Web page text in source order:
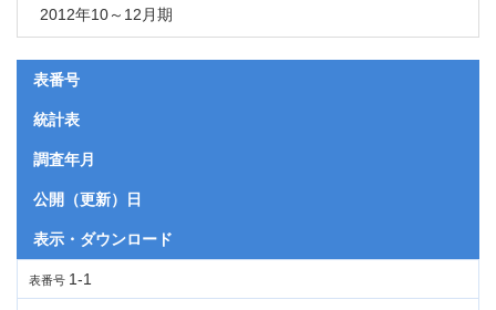
2012年10～12月期
表番号
統計表
調査年月
公開（更新）日
表示・ダウンロード
表番号 1-1